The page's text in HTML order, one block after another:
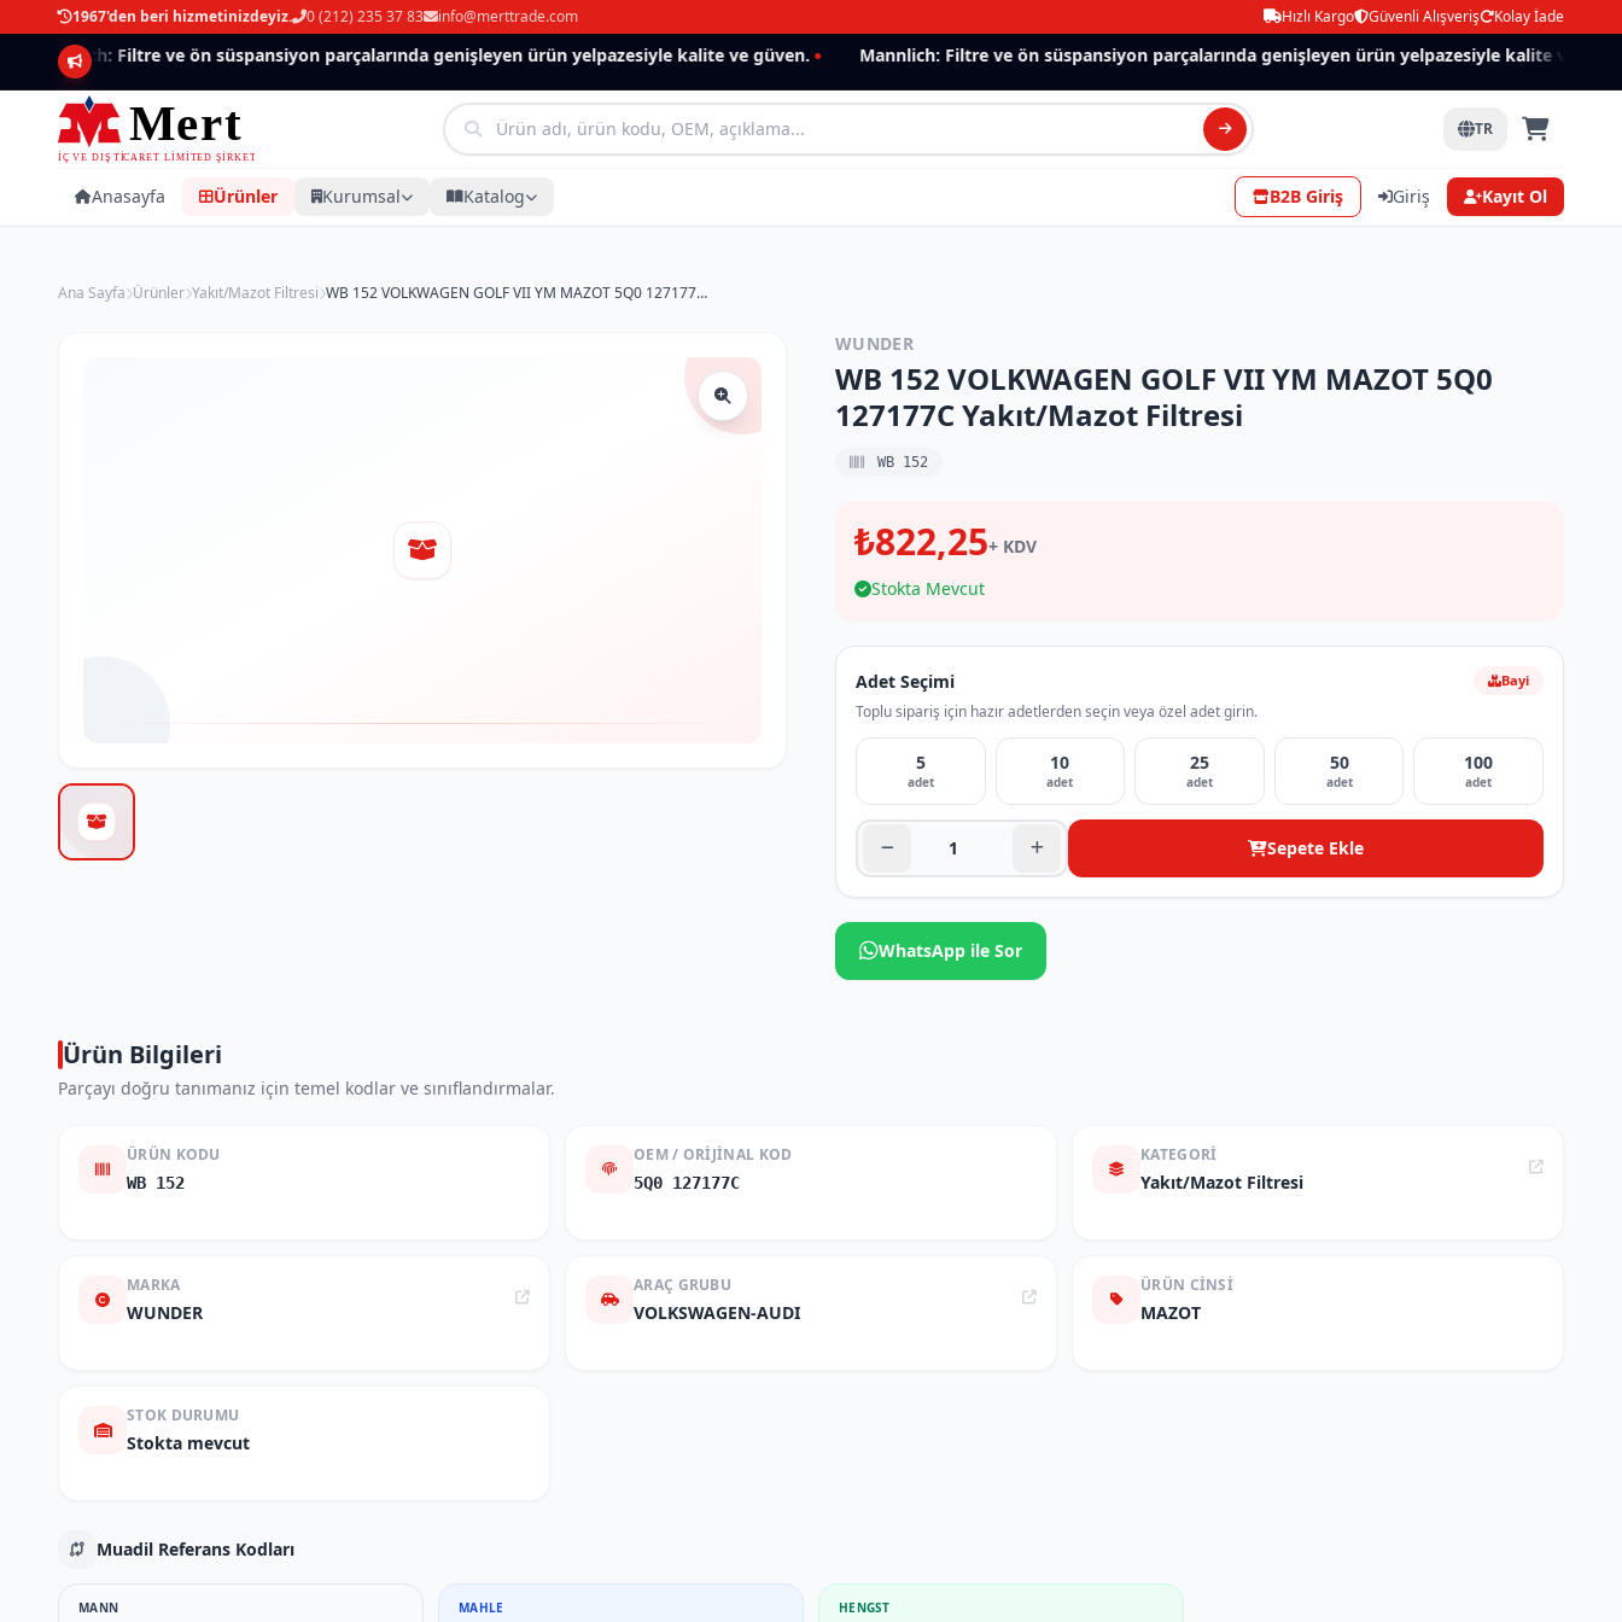
1967'den beri hizmetinizdeyiz. 0 (212) 235 37 83 info@merttrade.com Hızlı Kargo Güvenli Alışveriş Kolay İade
Mannlich: Filtre ve ön süspansiyon parçalarında genişleyen ürün yelpazesiyle kalite ve güven. Mannlich: Filtre ve ön süspansiyon parçalarında genişleyen ürün yelpazesiyle kalite ve güven.
TR
Anasayfa Ürünler Kurumsal Katalog B2B Giriş Giriş Kayıt Ol
Ana Sayfa Ürünler Yakıt/Mazot Filtresi WB 152 VOLKWAGEN GOLF VII YM MAZOT 5Q0 127177C Yakıt/Mazot Filtresi
WUNDER
WB 152 VOLKWAGEN GOLF VII YM MAZOT 5Q0
127177C Yakıt/Mazot Filtresi
WB 152
₺822,25+ KDV
Stokta Mevcut
Adet Seçimi
Toplu sipariş için hazır adetlerden seçin veya özel adet girin.
Bayi
5
adet
10
adet
25
adet
50
adet
100
adet
Sepete Ekle
WhatsApp ile Sor
Ürün Bilgileri
Parçayı doğru tanımanız için temel kodlar ve sınıflandırmalar.
ÜRÜN KODU
WB 152
OEM / ORIJINAL KOD
5Q0 127177C
KATEGORI
Yakıt/Mazot Filtresi
MARKA
WUNDER
ARAÇ GRUBU
VOLKSWAGEN-AUDI
ÜRÜN CINSI
MAZOT
STOK DURUMU
Stokta mevcut
Muadil Referans Kodları
MANN MAHLE HENGST